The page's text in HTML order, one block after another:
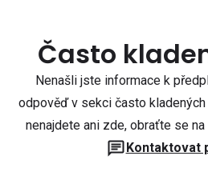
Často
Nenašli jste informace k
odpověď v sekci často
nenajdete ani zde, obraťte se
Kontaktovat